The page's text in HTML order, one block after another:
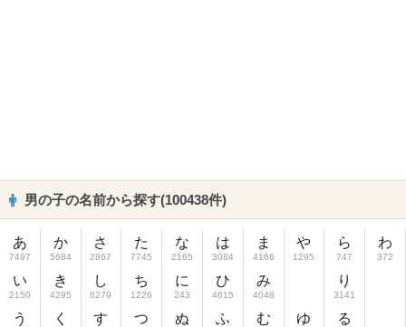
男の子の名前から探す(100438件)
あ
7497
い
2150
う
か
5684
き
4295
く
さ
2867
し
6279
す
た
7745
ち
1226
つ
な
2165
に
243
ぬ
は
3084
ひ
4615
ふ
ま
4166
み
4048
む
や
1295
ゆ
ら
747
り
3141
る
わ
372